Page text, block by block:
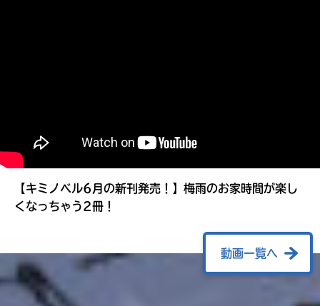
【キミノベル6月の新刊発売！】梅雨のお家時間が楽し
くなっちゃう2冊！
動画一覧へ